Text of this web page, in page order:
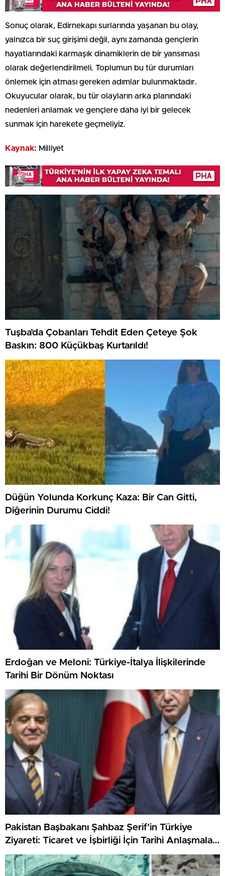
Sonuç olarak, Edirnekapı surlarında yaşanan bu olay,
yalnızca bir suç girişimi değil, aynı zamanda gençlerin
hayatlarındaki karmaşık dinamiklerin de bir yansıması
olarak değerlendirilmeli. Toplumun bu tür durumları
önlemek için atması gereken adımlar bulunmaktadır.
Okuyucular olarak, bu tür olayların arka planındaki
nedenleri anlamak ve gençlere daha iyi bir gelecek
sunmak için harekete geçmeliyiz.
Kaynak: Milliyet
Tuşba’da Çobanları Tehdit Eden Çeteye Şok
Baskın: 800 Küçükbaş Kurtarıldı!
Düğün Yolunda Korkunç Kaza: Bir Can Gitti,
Diğerinin Durumu Ciddi!
Erdoğan ve Meloni: Türkiye-İtalya İlişkilerinde
Tarihi Bir Dönüm Noktası
Pakistan Başbakanı Şahbaz Şerif’in Türkiye
Ziyareti: Ticaret ve İşbirliği İçin Tarihi Anlaşmalar
Bekleniyor